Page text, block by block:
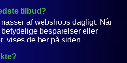
tilbud?
af webshops dagligt. Når
besparelser eller
vises de her på siden.